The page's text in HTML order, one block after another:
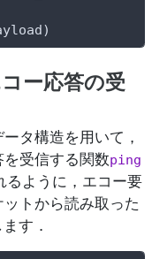
ー応答の受
タ構造を用いて，
受信する関数ping
るように，エコー要
トから読み取った
す．